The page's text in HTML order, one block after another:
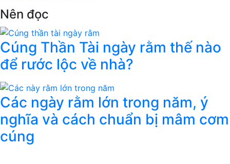
Nên đọc
Cúng Thần Tài ngày rằm thế nào
để rước lộc về nhà?
Các ngày rằm lớn trong năm, ý
nghĩa và cách chuẩn bị mâm cơm
cúng